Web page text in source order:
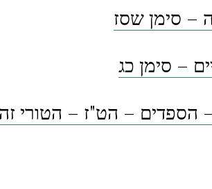
– סימן שסז
– סימן כג
הספדים – הט"ז – הטורי